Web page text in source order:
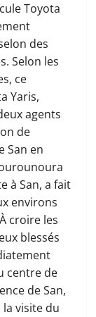
Toyota
des
Selon les
ce
Yaris,
agents
de
San en
à San, a fait
environs
croire les
blessés
centre de
de San,
visite du